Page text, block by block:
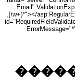
Email"
.]\w+)*"></